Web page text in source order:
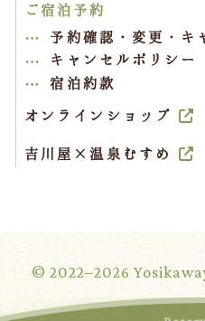
ご宿泊予約
予約確認・変更・キ
キャンセルポリシー
宿泊約款
オンラインショップ
吉川屋×温泉むすめ
© 2022–2026